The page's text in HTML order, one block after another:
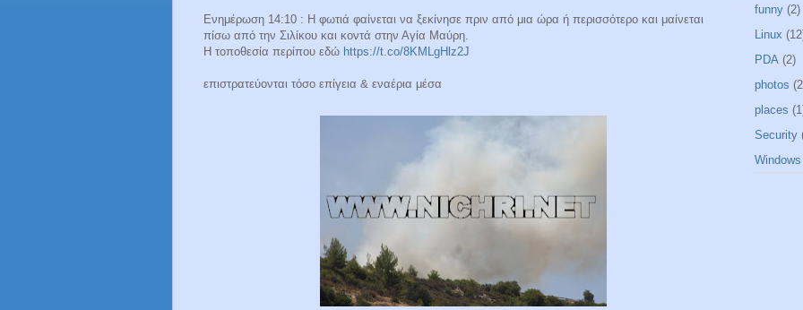
Ενημέρωση 14:10 : Η φωτιά φαίνεται να ξεκίνησε πριν από μια ώρα ή περισσότερο και μαίνεται
πίσω από την Σιλίκου και κοντά στην Αγία Μαύρη.
Η τοποθεσία περίπου εδώ https://t.co/8KMLgHlz2J
επιστρατεύονται τόσο επίγεια & εναέρια μέσα
funny (2)
Linux
PDA (2)
photos
places
Security
Windows